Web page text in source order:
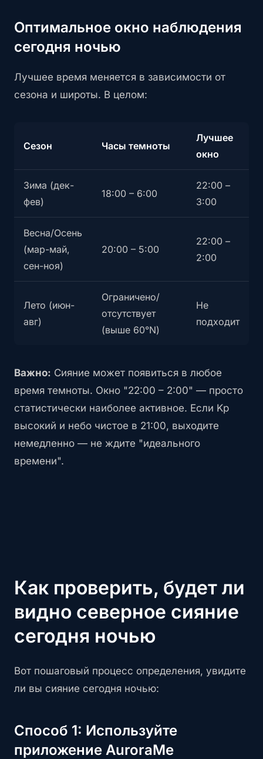
Оптимальное окно наблюдения
сегодня ночью
Лучшее время меняется в зависимости от
сезона и широты. В целом:
Сезон Часы темноты
Лучшее
окно
Зима (дек-
фев)
18:00 – 6:00
22:00 –
3:00
Весна/Осень
(мар-май,
сен-ноя)
20:00 – 5:00
22:00 –
2:00
Лето (июн-
авг)
Ограничено/
отсутствует
(выше 60°N)
Не
подходит
Важно: Сияние может появиться в любое
время темноты. Окно "22:00 – 2:00" — просто
статистически наиболее активное. Если Kp
высокий и небо чистое в 21:00, выходите
немедленно — не ждите "идеального
времени".
Как проверить, будет ли
видно северное сияние
сегодня ночью
Вот пошаговый процесс определения, увидите
ли вы сияние сегодня ночью:
Способ 1: Используйте
приложение AuroraMe